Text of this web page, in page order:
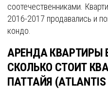
соотечественниками.
2016-2017 продавались и
кондо.
АРЕНДА КВАРТИРЫ
СКОЛЬКО СТОИТ
ПАТТАЙЯ (ATLANTIS